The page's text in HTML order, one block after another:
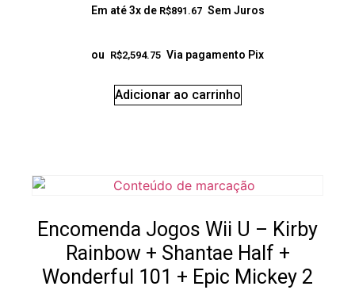
Em até 3x de R$891.67 Sem Juros
ou R$2,594.75 Via pagamento Pix
Adicionar ao carrinho
Encomenda Jogos Wii U – Kirby
Rainbow + Shantae Half +
Wonderful 101 + Epic Mickey 2